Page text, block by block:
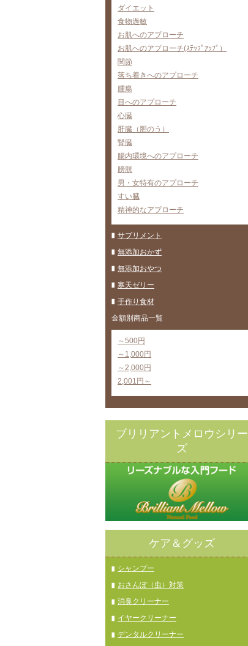
ダイエット
食物過敏
お肌へのアプローチ
お肌へのアプローチ(ｽﾃｯﾌﾟｱｯﾌﾟ）
関節
落ち着きへのアプローチ
腫瘍
目へのアプローチ
心臓
肝臓（胆のう）
腎臓
腸内環境へのアプローチ
膀胱
男・女特有のアプローチ
すい臓
精神的なアプローチ
サプリメント
無添加おかず
無添加おやつ
寒天ゼリー
手作り食材
金額別商品一覧
～500円
～1,000円
～2,000円
2,001円～
ブリリアントメロウシリー
ズ
ケア＆グッズ
シャンプー
おさんぽ（虫）対策
消臭クリーナー
イヤークリーナー
デンタルクリーナー